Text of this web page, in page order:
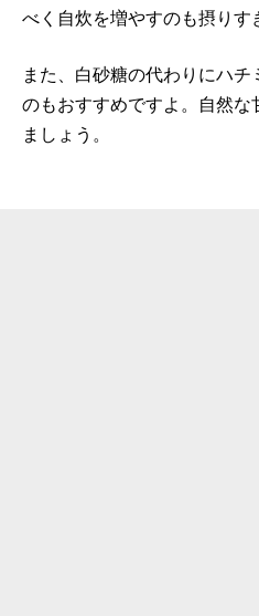
べく自炊を増やすのも摂りす
また、白砂糖の代わりにハ
のもおすすめですよ。自然な
ましょう。